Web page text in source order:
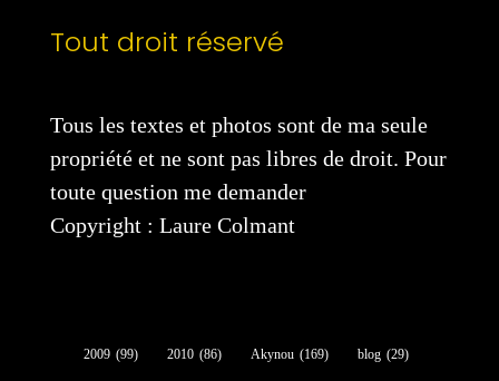
Tout droit réservé
Tous les textes et photos sont de ma seule
propriété et ne sont pas libres de droit. Pour
toute question me demander
Copyright : Laure Colmant
2009 (99) 2010 (86) Akynou (169) blog (29)